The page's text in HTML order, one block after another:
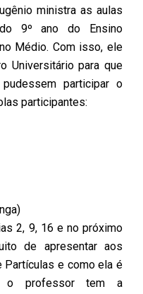
ministra as aulas
9º ano do Ensino
Médio. Com isso, ele
Universitário para que
participar o
participantes:
2, 9, 16 e no próximo
de apresentar aos
Partículas e como ela é
o professor tem a